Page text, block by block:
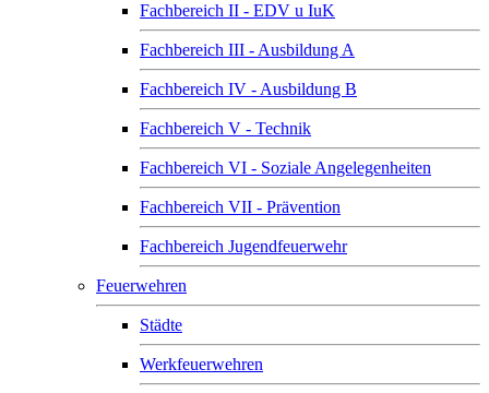
Fachbereich II - EDV u IuK
Fachbereich III - Ausbildung A
Fachbereich IV - Ausbildung B
Fachbereich V - Technik
Fachbereich VI - Soziale Angelegenheiten
Fachbereich VII - Prävention
Fachbereich Jugendfeuerwehr
Feuerwehren
Städte
Werkfeuerwehren